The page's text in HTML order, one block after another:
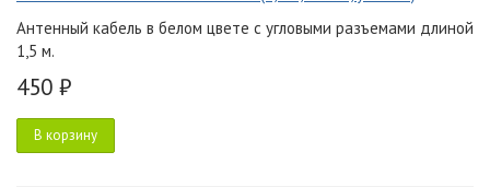
Антенный кабель в белом цвете с угловыми разъемами длиной
1,5 м.
450 ₽
В корзину